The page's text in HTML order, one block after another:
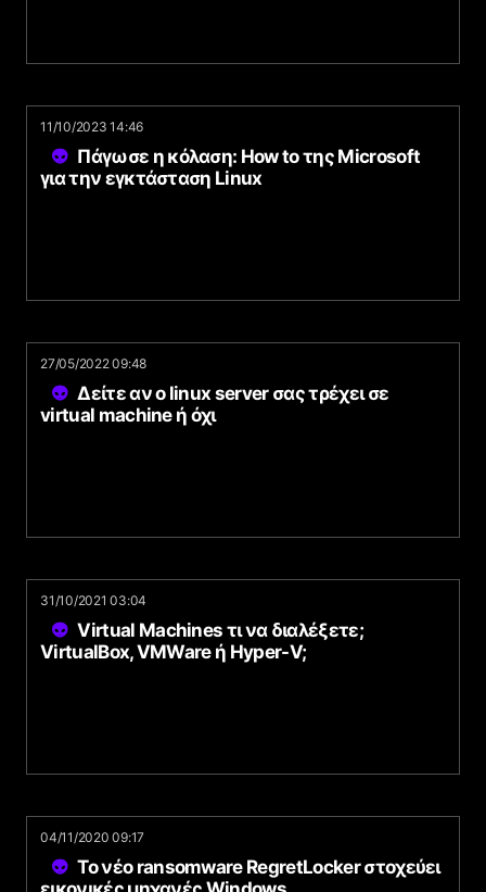
11/10/2023 14:46
Πάγωσε η κόλαση: How to της Microsoft
για την εγκτάσταση Linux
27/05/2022 09:48
Δείτε αν ο linux server σας τρέχει σε
virtual machine ή όχι
31/10/2021 03:04
Virtual Machines τι να διαλέξετε;
VirtualBox, VMWare ή Hyper-V;
04/11/2020 09:17
Το νέο ransomware RegretLocker στοχεύει